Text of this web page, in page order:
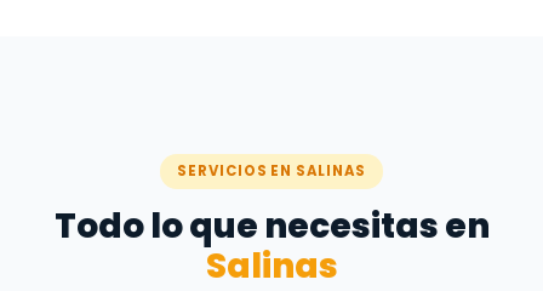
SERVICIOS EN SALINAS
Todo lo que necesitas en
Salinas